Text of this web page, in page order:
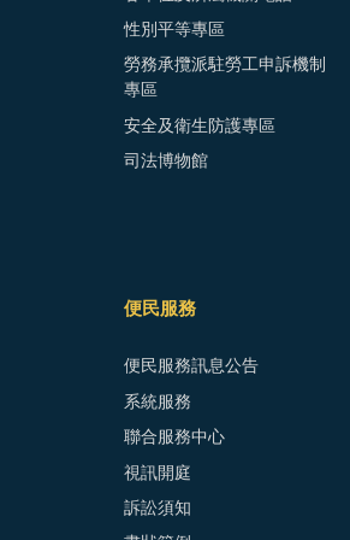
性別平等專區
勞務承攬派駐勞工申訴機制
專區
安全及衛生防護專區
司法博物館
便民服務
便民服務訊息公告
系統服務
聯合服務中心
視訊開庭
訴訟須知